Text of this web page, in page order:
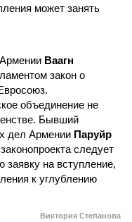
может занять
Ваагн
закон о
объединение не
Бывший
дел Армении Паруйр
следует
заявку на вступление,
к углублению
Виктория Степанова